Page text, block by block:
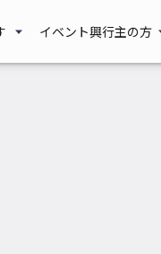
イベント興行主の方